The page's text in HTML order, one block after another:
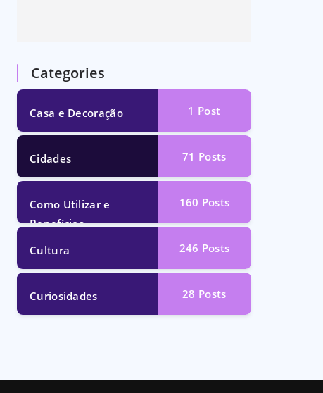
Categories
Casa e Decoração 1 Post
Cidades 71 Posts
Como Utilizar e
Benefícios
160 Posts
Cultura 246 Posts
Curiosidades 28 Posts